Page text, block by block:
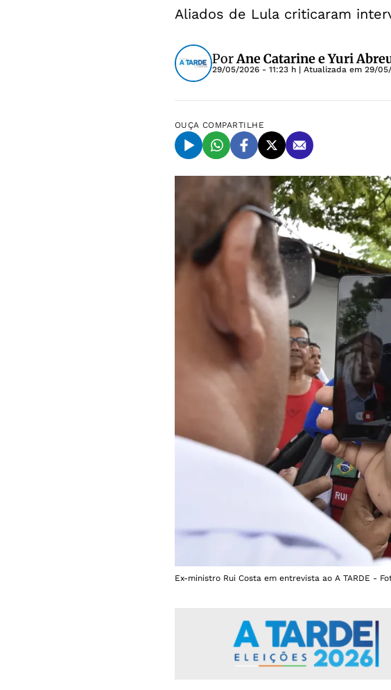
Aliados de Lula criticaram
PorAne Catarine e Yuri
29/05/2026 - 11:23 h | Atualizada em 29/
OUÇA COMPARTILHE
Ex-ministro Rui Costa em entrevista ao A TARDE -